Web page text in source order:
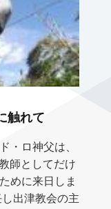
触れて
・ロ神父は、
師としてだけ
めに来日しま
出津教会の主